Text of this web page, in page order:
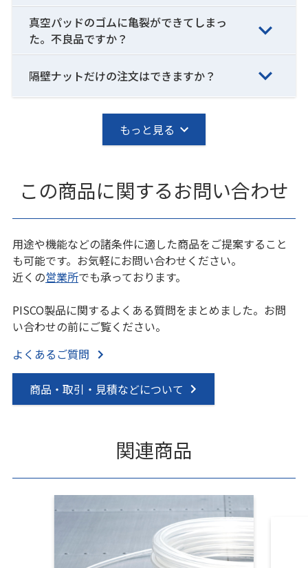
真空パッドのゴムに亀裂ができてしまっ
た。不良品ですか？
隔壁ナットだけの注文はできますか？
もっと見る
この商品に関するお問い合わせ
用途や機能などの諸条件に適した商品をご提案すること
も可能です。お気軽にお問い合わせください。
近くの営業所でも承っております。
PISCO製品に関するよくある質問をまとめました。お問
い合わせの前にご覧ください。
よくあるご質問
商品・取引・見積などについて
関連商品